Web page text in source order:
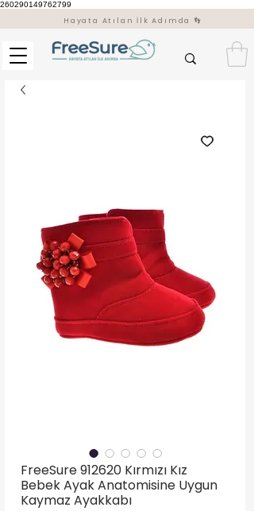
260290149762799
Hayata Atılan İlk Adımda 👣
FreeSure 912620 Kırmızı Kız
Bebek Ayak Anatomisine Uygun
Kaymaz Ayakkabı